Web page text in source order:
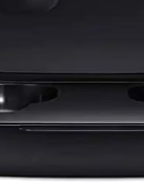
ve kullanıcı deneyimi açısından
Özellikleri ve Kullanıcı
gereksinimiyle dikkat çeken model,
İçin Temel İpuçları
ve dikkatli bakım ipuçlarıyla
arızalarından kaynaklanır. Bu
Deneyimleri
çıkıyor. Bluetooth 5.0, ergonomik